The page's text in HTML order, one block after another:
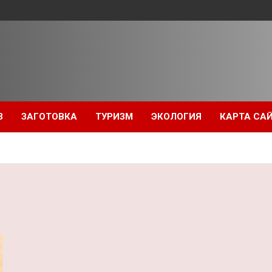
ЗАГОТОВКА ТУРИЗМ ЭКОЛОГИЯ КАРТА